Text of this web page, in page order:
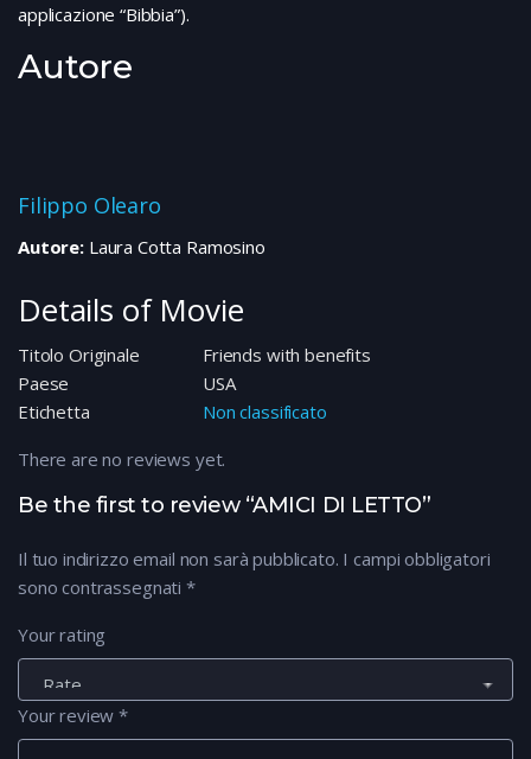
applicazione “Bibbia”).
Autore
Filippo Olearo
Autore:Laura Cotta Ramosino
Details of Movie
Titolo Originale
Friends with benefits
Paese
USA
Etichetta
Non classificato
Be the first to review “AMICI DI LETTO”
Il tuo indirizzo email non sarà pubblicato. I campi obbligatori
sono contrassegnati *
Your rating
Your review*
There are no reviews yet.